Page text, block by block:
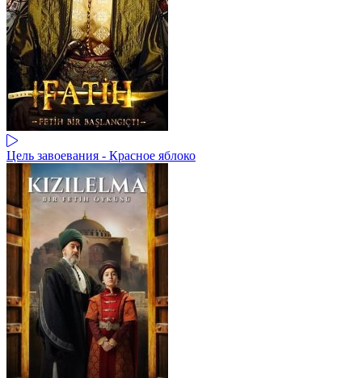
Цель завоевания - Красное яблоко